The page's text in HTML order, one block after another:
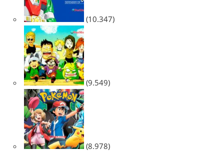
(10.347)
(9.549)
(8.978)